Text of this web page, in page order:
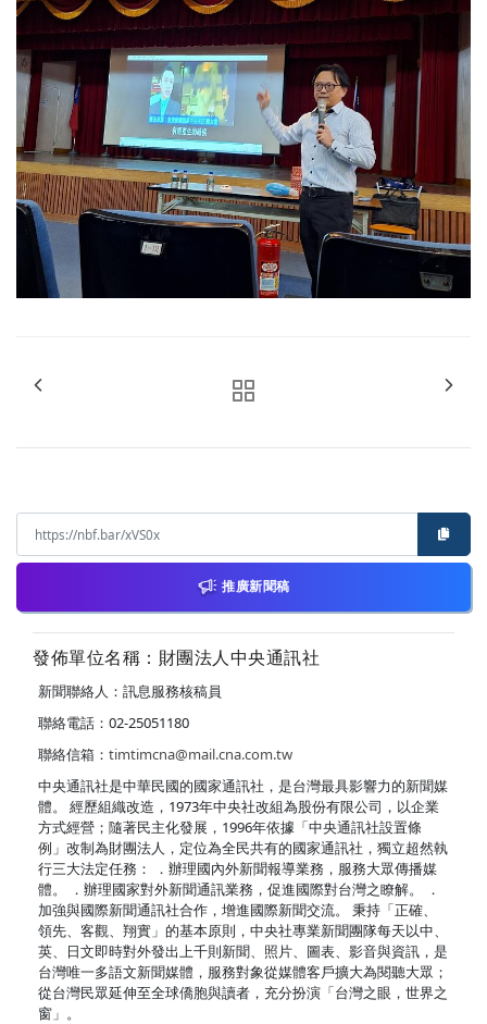
推廣新聞稿
發佈單位名稱：財團法人中央通訊社
新聞聯絡人：訊息服務核稿員
聯絡電話：02-25051180
聯絡信箱： timtimcna@mail.cna.com.tw
中央通訊社是中華民國的國家通訊社，是台灣最具影響力的新聞媒
體。 經歷組織改造，1973年中央社改組為股份有限公司，以企業
方式經營；隨著民主化發展，1996年依據「中央通訊社設置條
例」改制為財團法人，定位為全民共有的國家通訊社，獨立超然執
行三大法定任務： ．辦理國內外新聞報導業務，服務大眾傳播媒
體。 ．辦理國家對外新聞通訊業務，促進國際對台灣之瞭解。 ．
加強與國際新聞通訊社合作，增進國際新聞交流。 秉持「正確、
領先、客觀、翔實」的基本原則，中央社專業新聞團隊每天以中、
英、日文即時對外發出上千則新聞、照片、圖表、影音與資訊，是
台灣唯一多語文新聞媒體，服務對象從媒體客戶擴大為閱聽大眾；
從台灣民眾延伸至全球僑胞與讀者，充分扮演「台灣之眼，世界之
窗」。